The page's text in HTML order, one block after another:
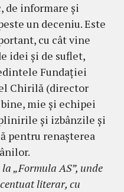
de infor­mare şi
un deceniu. Este
cu cât vine
idei şi de suflet,
Fundaţiei
Chirilă (director
mie şi echipei
şi izbânzile şi
pentru renaş­terea
„Formula AS”, unde
literar, cu